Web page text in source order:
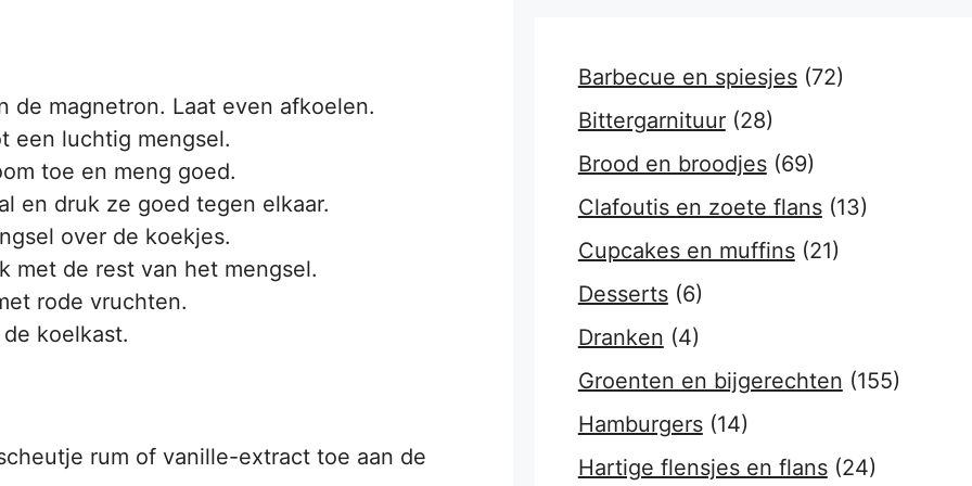
de magnetron. Laat even afkoelen.
een luchtig mengsel.
toe en meng goed.
en druk ze goed tegen elkaar.
over de koekjes.
met de rest van het mengsel.
rode vruchten.
koelkast.
rum of vanille-extract toe aan de
Barbecue en spiesjes(72)
Bittergarnituur(28)
Brood en broodjes(69)
Clafoutis en zoete flans(13)
Cupcakes en muffins(21)
Desserts(6)
Dranken (4)
Groenten en bijgerechten (155)
Hamburgers(14)
Hartige flensjes en flans(24)